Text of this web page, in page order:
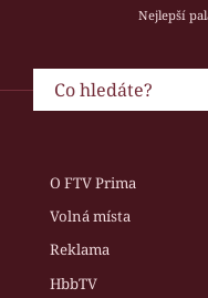
Nejlepší
O FTV Prima
Volná místa
Reklama
HbbTV